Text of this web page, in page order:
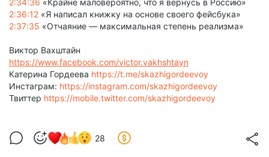
2:34:36 «Крайне маловероятно, что я вернусь в Россию»
2:36:12 «Я написал книжку на основе своего фейсбука»
2:37:35 «Отчаяние — максимальная степень реализма»
Виктор Вахштайн
https://www.facebook.com/victor.vakhshtayn
Катерина Гордеева https://t.me/skazhigordeevoy
Инстаграм: https://instagram.com/skazhigordeevoy
Твиттер https://mobile.twitter.com/skazhigordeevoy
28